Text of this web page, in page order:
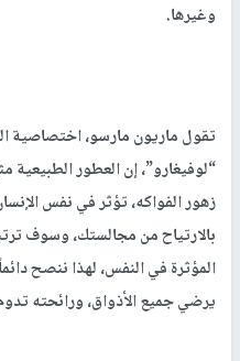
وغيرها.
تقول ماريون مارسو، اختصاصية
“لوفيغارو”، إن العطور
زهور الفواكه، تؤثر في نفس
بالارتياح من مجالستك، وسوف
المؤثرة في النفس، لهذا ننصح
يرضي جميع الأذواق، ورائحته